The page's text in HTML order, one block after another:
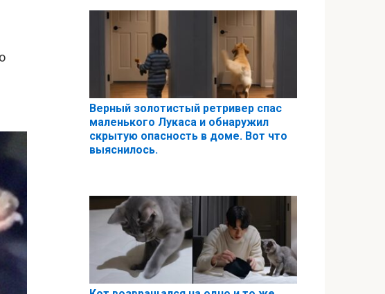
Верный золотистый ретривер спас
маленького Лукаса и обнаружил
скрытую опасность в доме. Вот что
выяснилось.